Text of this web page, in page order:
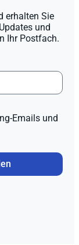
erhalten Sie
und
Ihr Postfach.
Emails und